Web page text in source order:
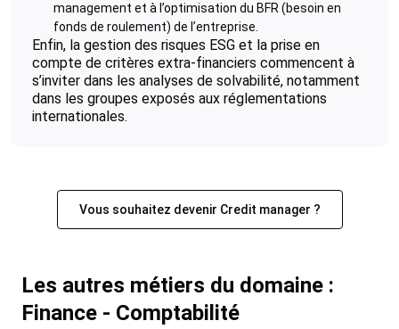
management et à l’optimisation du BFR (besoin en
fonds de roulement) de l’entreprise.
Enfin, la gestion des risques ESG et la prise en
compte de critères extra-financiers commencent à
s’inviter dans les analyses de solvabilité, notamment
dans les groupes exposés aux réglementations
internationales.
Vous souhaitez devenir Credit manager ?
Les autres métiers du domaine :
Finance - Comptabilité